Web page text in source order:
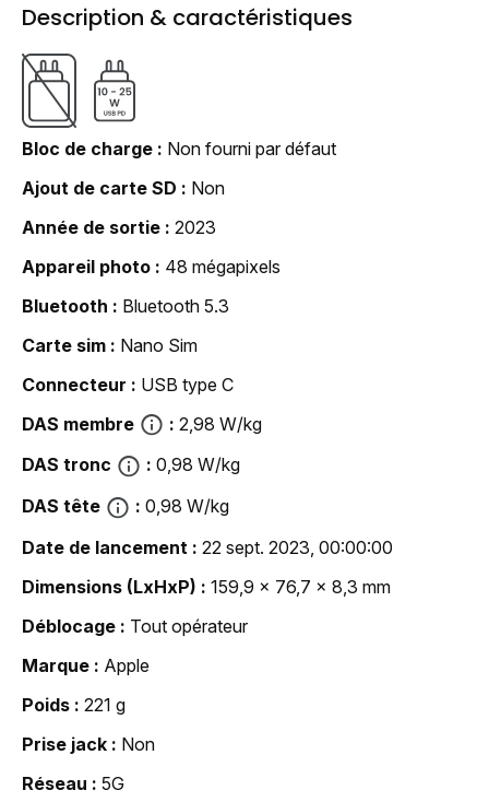
Description & caractéristiques
Bloc de charge
Non fourni par défaut
Ajout de carte SD
Non
Année de sortie
2023
Appareil photo
48 mégapixels
Bluetooth
Bluetooth 5.3
Carte sim
Nano Sim
Connecteur
USB type C
DAS membre
2,98 W/kg
DAS tronc
0,98 W/kg
DAS tête
0,98 W/kg
Date de lancement
22 sept. 2023, 00:00:00
Dimensions (LxHxP)
159,9 x 76,7 x 8,3 mm
Déblocage
Tout opérateur
Marque
Apple
Poids
221 g
Prise jack
Non
Réseau
5G